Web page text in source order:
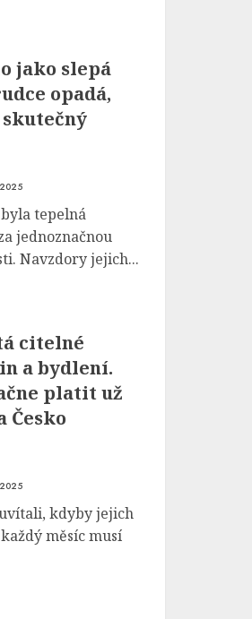
jako slepá
opadá,
tepelná
jednoznačnou
Navzdory jejich...
citelné
a bydlení.
platit už
Česko
kdyby jejich
měsíc musí